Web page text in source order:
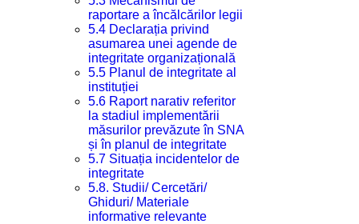
raportare a încălcărilor legii
5.4 Declarația privind
asumarea unei agende de
integritate organizațională
5.5 Planul de integritate al
instituției
5.6 Raport narativ referitor
la stadiul implementării
măsurilor prevăzute în SNA
și în planul de integritate
5.7 Situația incidentelor de
integritate
5.8. Studii/ Cercetări/
Ghiduri/ Materiale
informative relevante